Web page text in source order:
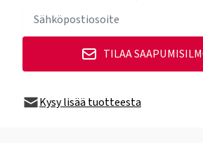
TILAA
Kysy lisää tuotteesta